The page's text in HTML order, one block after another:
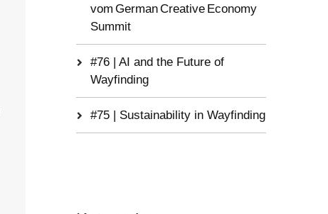
vom German Creative Economy
Summit
#76 | AI and the Future of
Wayfinding
#75 | Sustainability in Wayfinding